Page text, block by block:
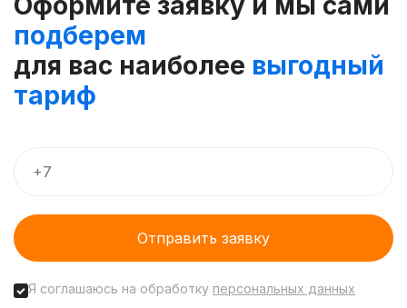
подберем
для вас наиболее выгодный
тариф
Отправить заявку
Я соглашаюсь на обработку персональных данных